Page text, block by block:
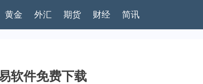
黄金 外汇 期货 财经 简讯
软件免费下载